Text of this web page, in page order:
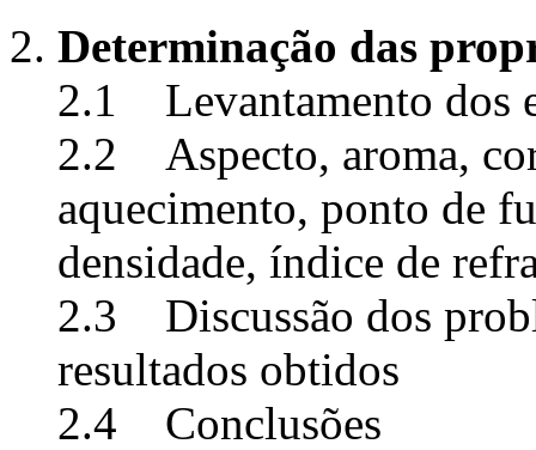
Determinação das
2.1 Levantamento dos
2.2 Aspecto, aroma,
aquecimento, ponto de
densidade, índice de
2.3 Discussão dos
resultados obtidos
2.4 Conclusões